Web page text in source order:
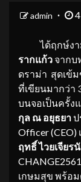
admin
ได้ฤกษ์งาม
รากแก้ว จากบ
ดราม่า สุดเข้
ที่เขียนมากว่า
บนจอเป็นครั้ง
กุล ณ อยุธยาป
Officer
ฤทธิ์ ไวยเจียร
เกษมสุข พร้อ